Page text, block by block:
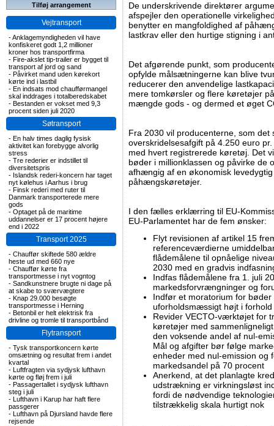
Tilføj arrangement
Vejtransport
-Anklagemyndigheden vil have
konfiskeret godt 1,2 millioner
kroner hos transportfirma
- Fire-akslet tip-trailer er bygget til
transport af jord og sand
- Påvirket mand uden kørekort
kørte ind i lastbil
- En indsats mod chaufførmangel
skal inddrages i totalberedskabet
- Bestanden er vokset med 9,3
procent siden juli 2020
Søtransport
- En halv times daglig fysisk
aktivitet kan forebygge alvorlig
stress
- Tre rederier er indstillet til
diversitetspris
- Islandsk rederi-koncern har taget
nyt kølehus i Aarhus i brug
- Finsk rederi med ruter til
Danmark transporterede mere
gods
- Optaget på de maritime
uddannelser er 17 procent højere
end i 2022
Transport 2025
- Chauffør skiftede 580 ældre
heste ud med 660 nye
- Chauffør kørte fra
transportmesse i nyt vogntog
- Sandkunstnere brugte ni dage på
at skabe to sværvægtere
- Knap 29.000 besøgte
transportmesse i Herning
- Betonbil er helt elektrisk fra
drivline og tromle til transportbånd
Flytransport
- Tysk transportkoncern kørte
omsætning og resultat frem i andet
kvartal
- Luftfragten via sydjysk lufthavn
kørte og fløj frem i juli
- Passagertallet i sydjysk lufthavn
steg i juli
- Lufthavn i Karup har haft flere
passgerer
- Lufthavn på Djursland havde flere
rejsende
De underskrivende direktører
afspejler den operationelle
benytter en mangfoldighed af
lastkrav eller den hurtige stigning i
Det afgørende punkt, som
opfylde målsætningerne kan blive
reducerer den anvendelige
mere tomkørsler og flere køretøjer
mængde gods - og dermed et øget
Fra 2030 vil producenterne, som
overskridelsesafgift på 4.250 euro
med hvert registrerede køretøj. Det
bøder i millionklassen og påvirke de
afhængig af en økonomisk
påhængskøretøjer.
I den fælles erklærring til EU-
EU-Parlamentet har de fem ønsker:
Flyt revisionen af artikel 15
referenceværdierne
flådemålene til opnåelige
2030 med en gradvis
Indfas flådemålene fra 1. juli
markedsforvrængninger og
Indfør et moratorium for
uforholdsmæssigt højt i
Revider VECTO-værktøjet for
køretøjer med
den voksende andel af nul-
Mål og afgifter bør følge
enheder med nul-emission og
markedsandel på 70 procent
Anerkend, at det planlagte
udstrækning er virkningsløst
fordi de nødvendige
tilstrækkelig skala hurtigt nok